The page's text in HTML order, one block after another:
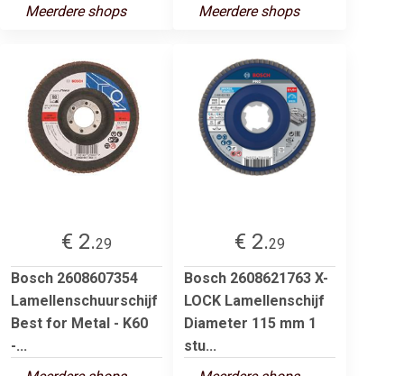
Meerdere shops
Meerdere shops
€ 2.29
Bosch 2608607354
Lamellenschuurschijf
Best for Metal - K60
-...
€ 2.29
Bosch 2608621763 X-
LOCK Lamellenschijf
Diameter 115 mm 1
stu...